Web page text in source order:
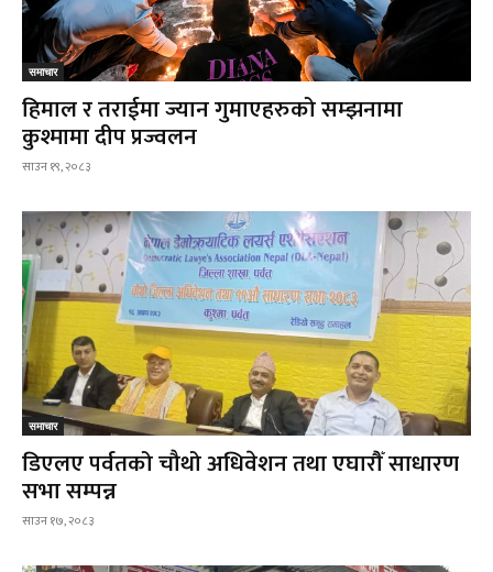
समाचार
हिमाल र तराईमा ज्यान गुमाएहरुको सम्झनामा
कुश्मामा दीप प्रज्वलन
साउन १९, २०८३
समाचार
डिएलए पर्वतको चौथो अधिवेशन तथा एघारौँ साधारण
सभा सम्पन्न
साउन १७, २०८३